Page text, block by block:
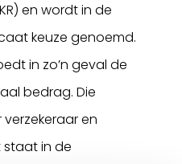
en wordt in de
keuze genoemd.
in zo’n geval de
bedrag. Die
en
staat in de